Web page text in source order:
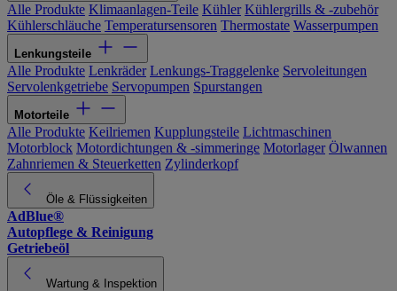
Alle Produkte Klimaanlagen-Teile Kühler Kühlergrills & -zubehör
Kühlerschläuche Temperatursensoren Thermostate Wasserpumpen
Lenkungsteile
Alle Produkte Lenkräder Lenkungs-Traggelenke Servoleitungen
Servolenkgetriebe Servopumpen Spurstangen
Motorteile
Alle Produkte Keilriemen Kupplungsteile Lichtmaschinen
Motorblock Motordichtungen & -simmeringe Motorlager Ölwannen
Zahnriemen & Steuerketten Zylinderkopf
Öle & Flüssigkeiten
AdBlue®
Autopflege & Reinigung
Getriebeöl
Wartung & Inspektion